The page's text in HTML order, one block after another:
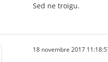
Sed ne troigu.
18 novembre 2017